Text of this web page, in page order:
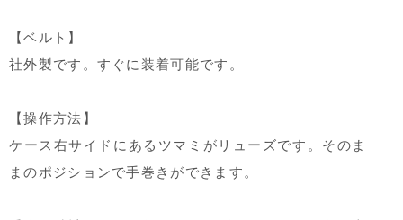
【ベルト】
社外製です。すぐに装着可能です。
【操作方法】
ケース右サイドにあるツマミがリューズです。そのま
まのポジションで手巻きができます。